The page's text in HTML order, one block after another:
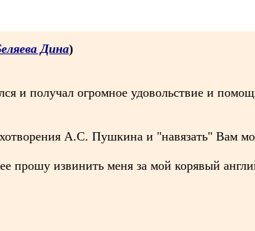
Дина)
и получал огромное удовольствие и
А.С. Пушкина и "навязать" Вам
прошу извинить меня за мой корявый